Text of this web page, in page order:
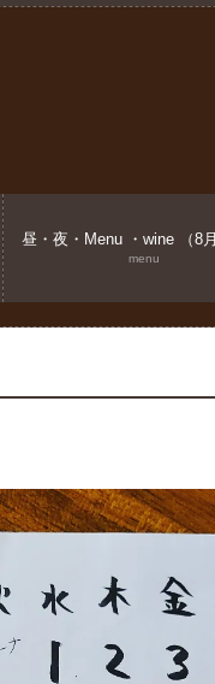
昼・夜・Menu ・wine （8
menu